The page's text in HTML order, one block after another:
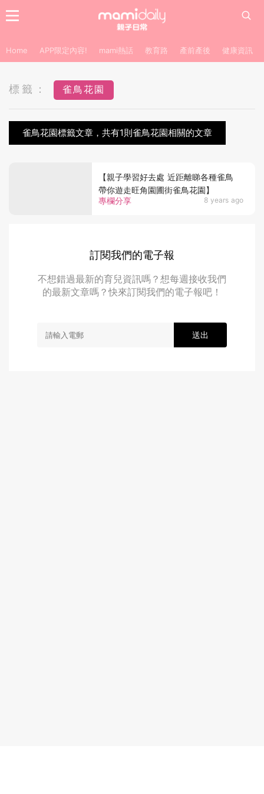
Home APP限定內容! mami熱話 教育路 產前產後 健康資訊
標籤： 雀鳥花園
雀鳥花園標籤文章，共有1則雀鳥花園相關的文章
專欄分享 8 years ago
【親子學習好去處 近距離睇各種雀鳥
帶你遊走旺角園圃街雀鳥花園】
訂閱我們的電子報
不想錯過最新的育兒資訊嗎？想每週接收我們
的最新文章嗎？快來訂閱我們的電子報吧！
送出